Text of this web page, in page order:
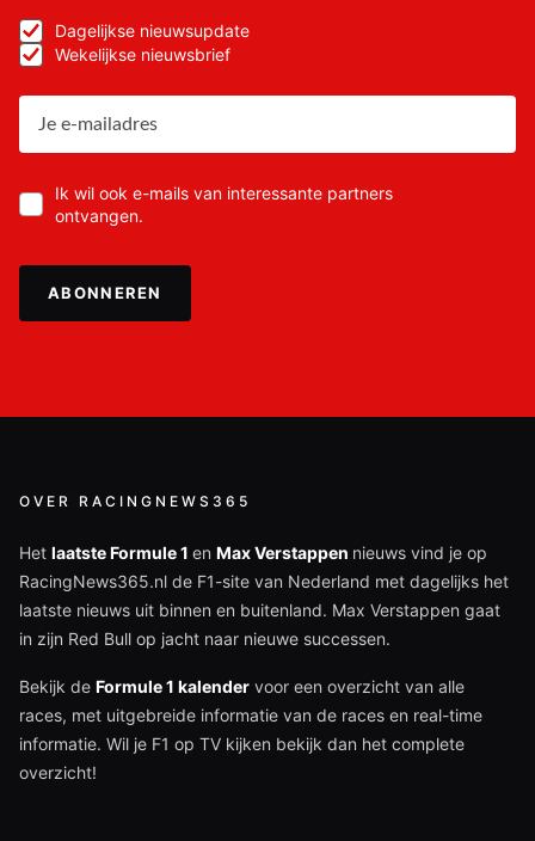
Dagelijkse nieuwsupdate
Wekelijkse nieuwsbrief
Ik wil ook e-mails van interessante partners
ontvangen.
ABONNEREN
OVER RACINGNEWS365
Het laatste Formule 1 en Max Verstappen nieuws vind je op
RacingNews365.nl de F1-site van Nederland met dagelijks het
laatste nieuws uit binnen en buitenland. Max Verstappen gaat
in zijn Red Bull op jacht naar nieuwe successen.
Bekijk de Formule 1 kalender voor een overzicht van alle
races, met uitgebreide informatie van de races en real-time
informatie. Wil je F1 op TV kijken bekijk dan het complete
overzicht!